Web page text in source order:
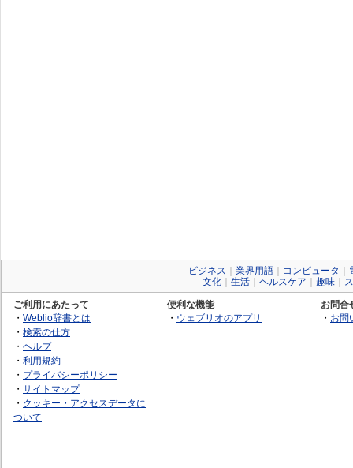
ビジネス 業界用語 コンピュータ
文化
生活 ヘルスケア 趣味
ご利用にあたって
・ Weblio辞書とは
・ 検索の仕方
・ ヘルプ
・ 利用規約
・ プライバシーポリシー
・ サイトマップ
・ クッキー・アクセスデータに
ついて
便利な機能
・ ウェブリオのアプリ
お問合
・ お問